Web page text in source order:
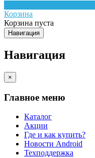
Корзина
Корзина пуста
Навигация
Навигация
×
Главное меню
Каталог
Акции
Где и как купить?
Новости Android
Техподдержка